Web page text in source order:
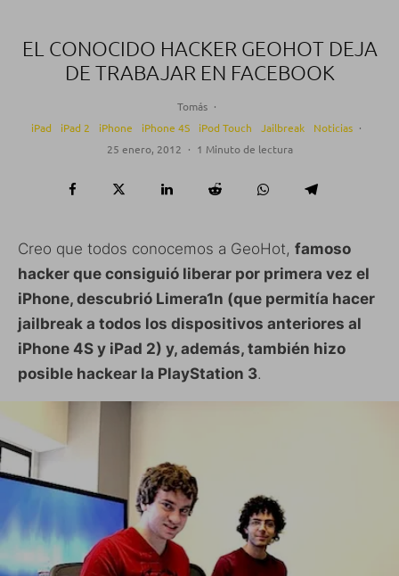
EL CONOCIDO HACKER GEOHOT DEJA
DE TRABAJAR EN FACEBOOK
Tomás ·
iPad
iPad 2 iPhone iPhone 4S iPod Touch Jailbreak Noticias ·
25 enero, 2012 · 1 Minuto de lectura
Creo que todos conocemos a GeoHot, famoso
hacker que consiguió liberar por primera vez el
iPhone, descubrió Limera1n (que permitía hacer
jailbreak a todos los dispositivos anteriores al
iPhone 4S y iPad 2) y, además, también hizo
posible hackear la PlayStation 3.